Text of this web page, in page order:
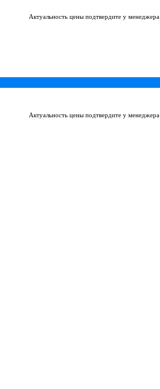
Актуальность цены подтвердите у менеджера
Актуальность цены подтвердите у менеджера